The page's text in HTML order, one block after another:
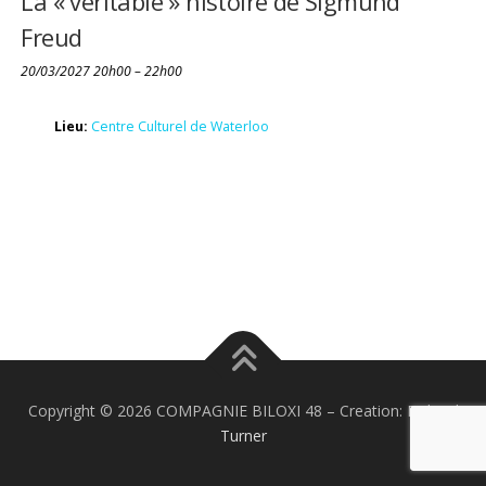
Freud
20/03/2027 20h00–22h00
Lieu: Centre Culturel de Waterloo
Copyright © 2026 COMPAGNIE BILOXI 48 – Creation: Richard
Turner